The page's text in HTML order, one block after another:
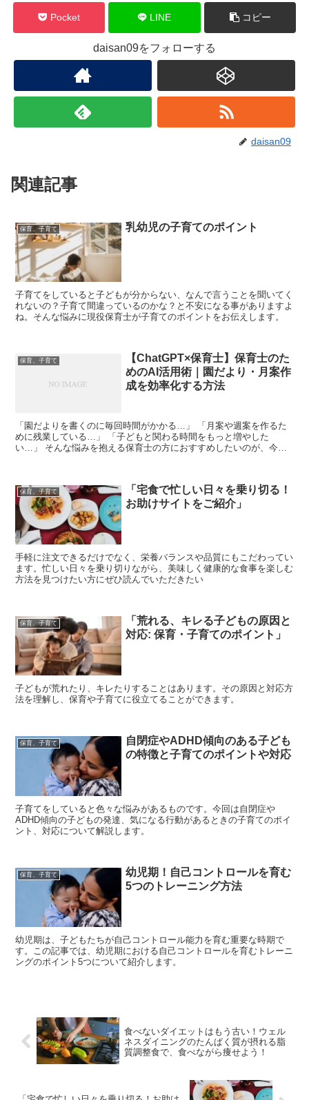
Pocket LINE コピー
daisan09をフォローする
daisan09
関連記事
保育、子育て 乳幼児の子育てのポイント
子育てをしていると子どもが分からない、なんで言うことを聞いてく
れないの？子育て間違っているのかな？と不安になる事がありますよ
ね。そんな悩みに現役保育士が子育てのポイントをお伝えします。
保育、子育て
【ChatGPT×保育士】保育士のた
めのAI活用術｜園だより・月案作
成を効率化する方法
「園だよりを書くのに毎回時間がかかる…」 「月案や週案を作るた
めに残業している…」 「子どもと関わる時間をもっと増やした
い…」 そんな悩みを抱える保育士の方におすすめしたいのが、今話
保育、子育て
「宅食で忙しい日々を乗り切る！
お助けサイトをご紹介」
手軽に注文できるだけでなく、栄養バランスや品質にもこだわってい
ます。忙しい日々を乗り切りながら、美味しく健康的な食事を楽しむ
方法を見つけたい方にぜひ読んでいただきたい
保育、子育て
「荒れる、キレる子どもの原因と
対応: 保育・子育てのポイント」
子どもが荒れたり、キレたりすることはあります。その原因と対応方
法を理解し、保育や子育てに役立てることができます。
保育、子育て
自閉症やADHD傾向のある子ども
の特徴と子育てのポイントや対応
子育てをしていると色々な悩みがあるものです。今回は自閉症や
ADHD傾向の子どもの発達、気になる行動があるときの子育てのポイ
ント、対応について解説します。
保育、子育て
幼児期！自己コントロールを育む
5つのトレーニング方法
幼児期は、子どもたちが自己コントロール能力を育む重要な時期で
す。この記事では、幼児期における自己コントロールを育むトレーニ
ングのポイント5つについて紹介します。
食べないダイエットはもう古い！ウェル
ネスダイニングのたんぱく質が摂れる脂
質調整食で、食べながら痩せよう！